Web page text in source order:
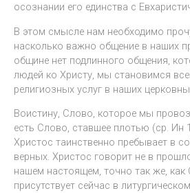
осознании его единства с
В этом смысле нам необходимо
насколько важно общение в наших
общине нет подлинного общения,
людей ко Христу, мы становимся
религиозных услуг в наших
Воистину, Слово, которое мы
есть Слово, ставшее плотью (ср. Ин
Христос таинственно пребывает в
верных. Христос говорит не в
нашем настоящем, точно так же, как
присутствует сейчас в